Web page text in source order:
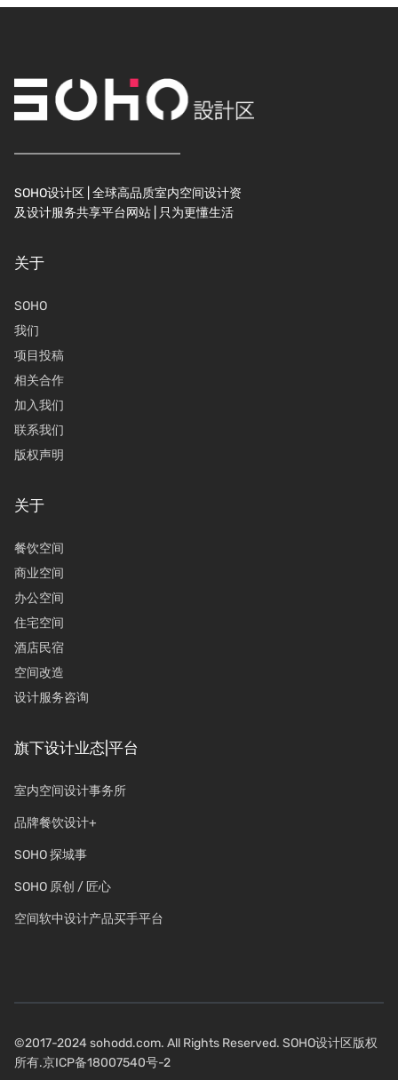
SOHO设计区 | 全球高品质室内空间设计资
及设计服务共享平台网站 | 只为更懂生活
关于
SOHO
我们
项目投稿
相关合作
加入我们
联系我们
版权声明
关于
餐饮空间
商业空间
办公空间
住宅空间
酒店民宿
空间改造
设计服务咨询
旗下设计业态|平台
室内空间设计事务所
品牌餐饮设计+
SOHO 探城事
SOHO 原创 / 匠心
空间软中设计产品买手平台
©2017-2024 sohodd.com. All Rights Reserved. SOHO设计区版权
所有.京ICP备18007540号-2